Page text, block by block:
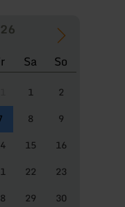
Sa So
1
2
8
9
15
16
22
23
29
30